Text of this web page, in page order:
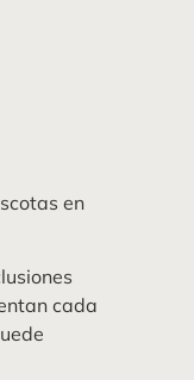
en
cada